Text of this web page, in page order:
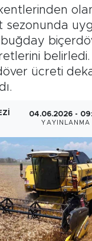
sezonunda
ücreti
04.06.2026 -
YAYINLANMA